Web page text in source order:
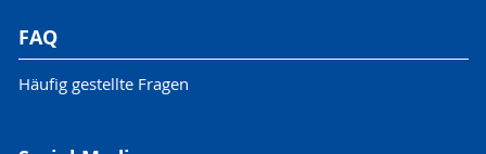
FAQ
Häufig gestellte Fragen